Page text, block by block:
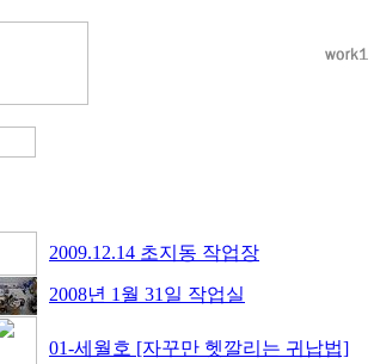
2009.12.14 초지동 작업장
2008년 1월 31일 작업실
01-세월호 [자꾸만 헷깔리는 귀납법]